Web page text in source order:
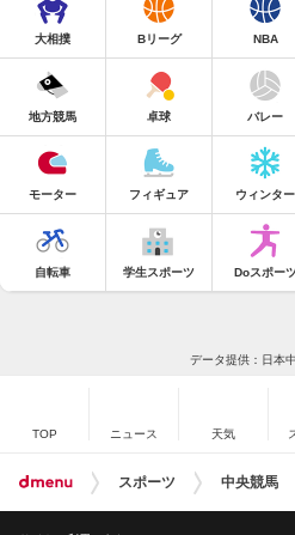
大相撲 Bリーグ NBA
地方競馬 卓球 バレー
モーター フィギュア ウィンター
自転車 学生スポーツ Doスポー
データ提供：日本
TOP ニュース 天気
スポーツ 中央競馬